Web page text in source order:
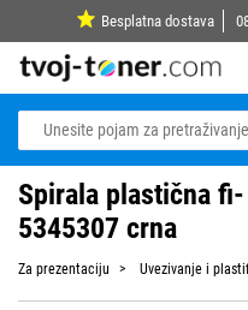
Besplatna dostava
Spirala plastična
5345307 crna
Za prezentaciju Uvezivanje i